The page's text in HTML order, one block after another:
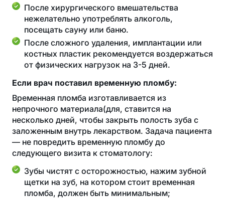
После хирургического вмешательства
нежелательно употреблять алкоголь,
посещать сауну или баню.
После сложного удаления, имплантации или
костных пластик рекомендуется воздержаться
от физических нагрузок на 3-5 дней.
Если врач поставил временную пломбу:
Временная пломба изготавливается из
непрочного материала(для, ставится на
несколько дней, чтобы закрыть полость зуба с
заложенным внутрь лекарством. Задача пациента
— не повредить временную пломбу до
следующего визита к стоматологу:
Зубы чистят с осторожностью, нажим зубной
щетки на зуб, на котором стоит временная
пломба, должен быть минимальным;